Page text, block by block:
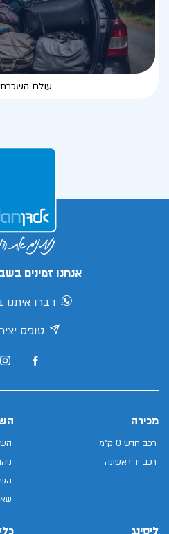
עולם
אנחנו זמינים
דברו
טופס
מכירה
רכב חדש 0 ק"מ
רכב יד ראשונה
ליסינג